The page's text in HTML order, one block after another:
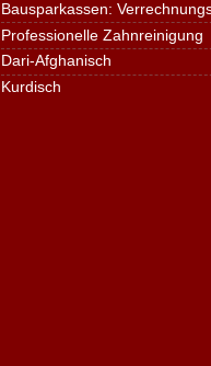
Bausparkassen:
Professionelle Zahnreinigung
Dari-Afghanisch
Kurdisch